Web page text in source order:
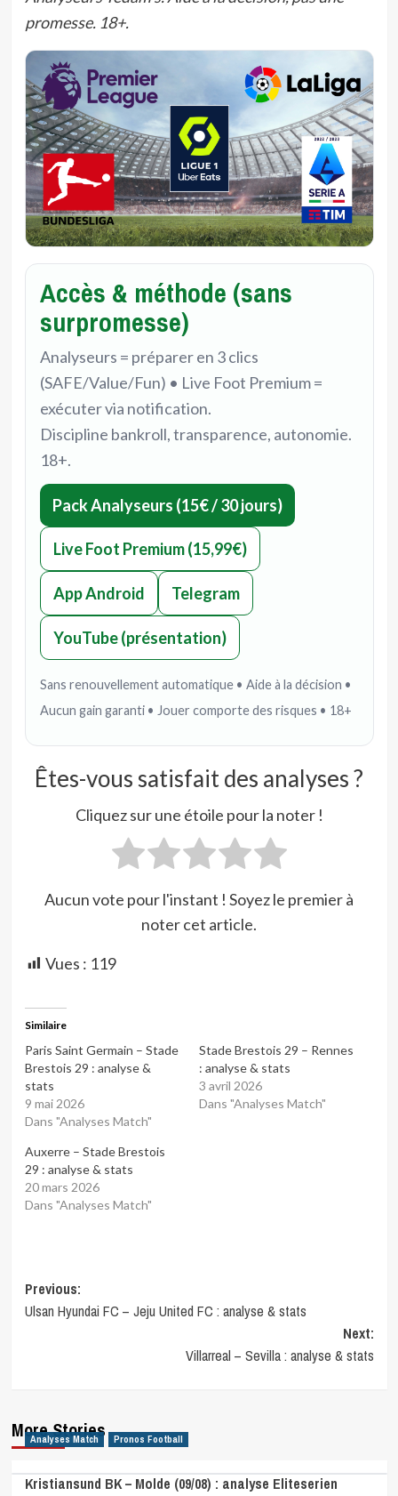
promesse. 18+.
Accès & méthode (sans
surpromesse)
Analyseurs = préparer en 3 clics
(SAFE/Value/Fun) • Live Foot Premium =
exécuter via notification.
Discipline bankroll, transparence, autonomie.
18+.
Pack Analyseurs (15€ / 30 jours)
Live Foot Premium (15,99€)
App Android Telegram
YouTube (présentation)
Sans renouvellement automatique • Aide à la décision •
Aucun gain garanti • Jouer comporte des risques • 18+
Êtes-vous satisfait des analyses ?
Cliquez sur une étoile pour la noter !
Aucun vote pour l'instant ! Soyez le premier à
noter cet article.
Vues : 119
Similaire
Paris Saint Germain – Stade
Brestois 29 : analyse &
stats
9 mai 2026
Dans "Analyses Match"
Stade Brestois 29 – Rennes
: analyse & stats
3 avril 2026
Dans "Analyses Match"
Auxerre – Stade Brestois
29 : analyse & stats
20 mars 2026
Dans "Analyses Match"
Post
navigation
Previous:
Ulsan Hyundai FC – Jeju United FC : analyse & stats
Next:
Villarreal – Sevilla : analyse & stats
More Stories
Analyses Match Pronos Football
Kristiansund BK – Molde (09/08) : analyse Eliteserien